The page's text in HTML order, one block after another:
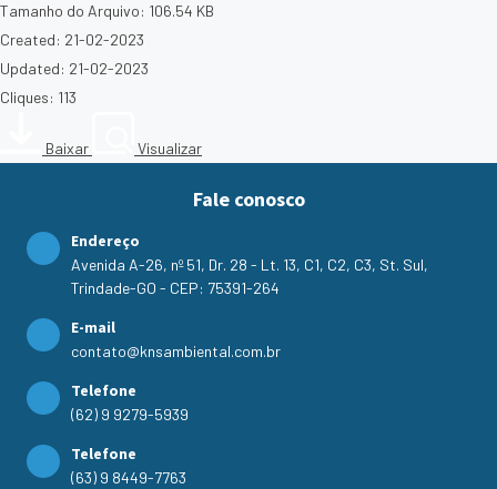
Tamanho do Arquivo: 106.54 KB
Created: 21-02-2023
Updated: 21-02-2023
Cliques: 113
Baixar Visualizar
Fale conosco
Endereço
Avenida A-26, nº 51, Dr. 28 - Lt. 13, C1, C2, C3, St. Sul,
Trindade-GO - CEP: 75391-264
E-mail
contato@knsambiental.com.br
Telefone
(62) 9 9279-5939
Telefone
(63) 9 8449-7763